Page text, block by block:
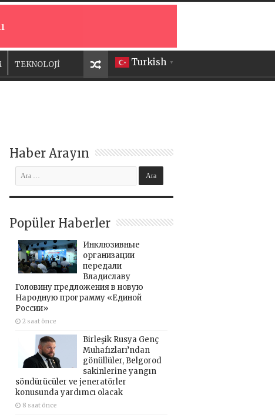
Turkish ▼
TEKNOLOJİ
Haber Arayın
Popüler Haberler
Инклюзивные
организации
передали
Владиславу
Головину предложения в новую
Народную программу «Единой
России»
2 saat önce
Birleşik Rusya Genç
Muhafızları’ndan
gönüllüler, Belgorod
sakinlerine yangın
söndürücüler ve jeneratörler
konusunda yardımcı olacak
8 saat önce